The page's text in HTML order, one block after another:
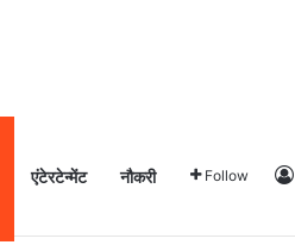
एंटेरटेन्मेंट नौकरी Follow